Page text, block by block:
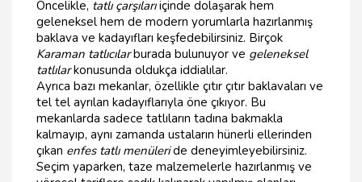
Öncelikle, tatlı çarşılarıiçinde dolaşarak hem
geleneksel hem de modern yorumlarla hazırlanmış
baklava ve kadayıfları keşfedebilirsiniz. Birçok
Karaman tatlıcılarburada bulunuyor ve geleneksel
tatlılarkonusunda oldukça iddialılar.
Ayrıca bazı mekanlar, özellikle çıtır çıtır baklavaları ve
tel tel ayrılan kadayıflarıyla öne çıkıyor. Bu
mekanlarda sadece tatlıların tadına bakmakla
kalmayıp, aynı zamanda ustaların hünerli ellerinden
çıkan enfes tatlı menüleride deneyimleyebilirsiniz.
Seçim yaparken, taze malzemelerle hazırlanmış ve